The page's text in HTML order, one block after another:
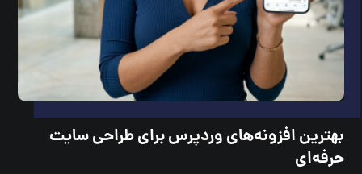
بهترین افزونه‌های وردپرس برای طراحی سایت
حرفه‌ای